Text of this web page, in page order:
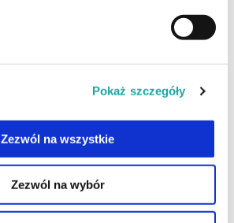
Pokaż szczegóły
Zezwól na wszystkie
Zezwól na wybór